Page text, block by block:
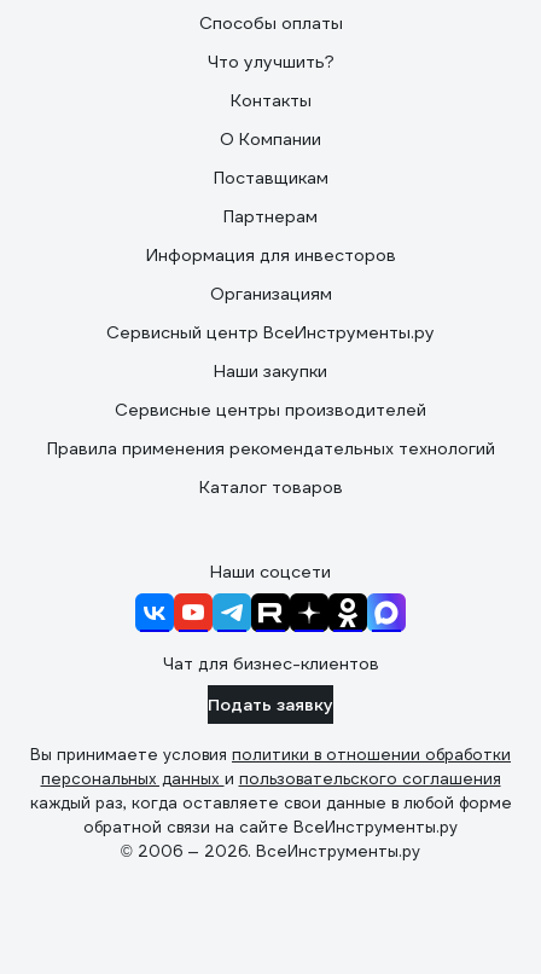
Способы оплаты
Что улучшить?
Контакты
О Компании
Поставщикам
Партнерам
Информация для инвесторов
Организациям
Сервисный центр ВсеИнструменты.ру
Наши закупки
Сервисные центры производителей
Правила применения рекомендательных технологий
Каталог товаров
Наши соцсети
Чат для бизнес-клиентов
Подать заявку
Вы принимаете условия политики в отношении обработки
персональных данных и пользовательского соглашения
каждый раз, когда оставляете свои данные в любой форме
обратной связи на сайте ВсеИнструменты.ру
© 2006 — 2026. ВсеИнструменты.ру